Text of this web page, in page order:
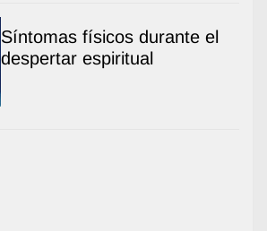
Síntomas físicos durante el
despertar espiritual